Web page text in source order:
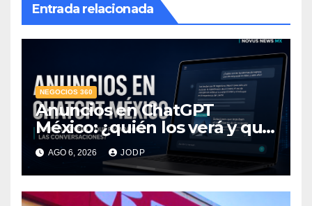
Entrada relacionada
NEGOCIOS 360
Anuncios en ChatGPT
México: ¿quién los verá y qué
pasará con las
conversaciones?
AGO 6, 2026 JODP